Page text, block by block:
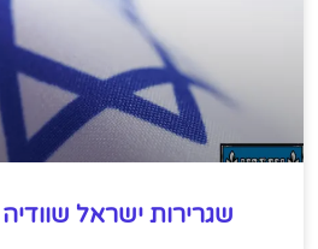
שגרירות ישראל